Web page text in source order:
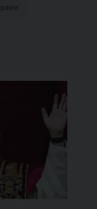
pavia